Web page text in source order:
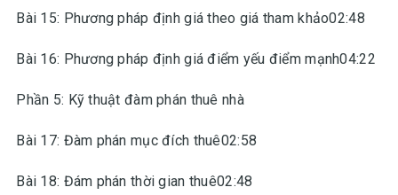
Bài 15: Phương pháp định giá theo giá tham khảo02:48
Bài 16: Phương pháp định giá điểm yếu điểm mạnh04:22
Phần 5: Kỹ thuật đàm phán thuê nhà
Bài 17: Đàm phán mục đích thuê02:58
Bài 18: Đám phán thời gian thuê02:48